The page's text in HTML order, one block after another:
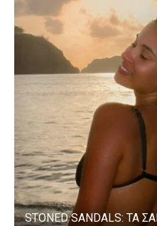
STONED SANDALS: ΤΑ